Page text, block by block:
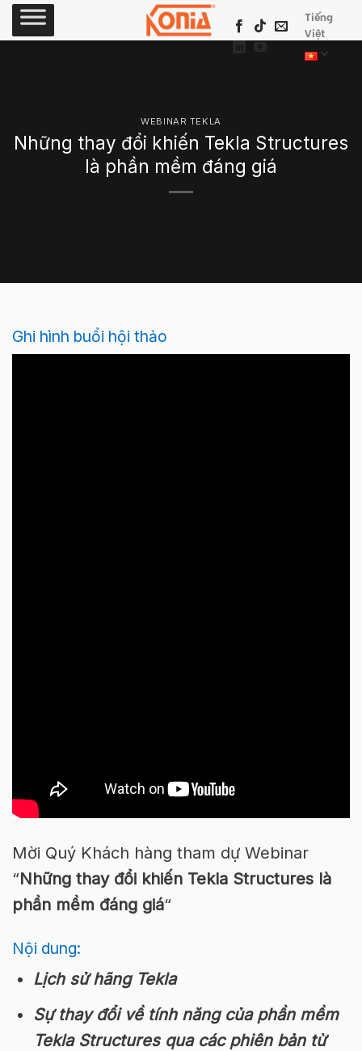
Skip
Tiếng
Việt
WEBINAR TEKLA
Những thay đổi khiến Tekla Structures
là phần mềm đáng giá
Ghi hình buổi hội thảo
Mời Quý Khách hàng tham dự Webinar
“Những thay đổi khiến Tekla Structures là
phần mềm đáng giá“
Nội dung:
Lịch sử hãng Tekla
Sự thay đổi về tính năng của phần mềm
Tekla Structures qua các phiên bản từ